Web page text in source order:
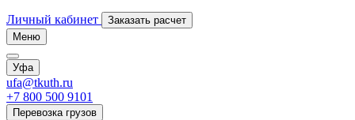
Личный кабинет
Заказать расчет
Меню
Уфа
ufa@tkuth.ru
+7 800 500 9101
Перевозка грузов